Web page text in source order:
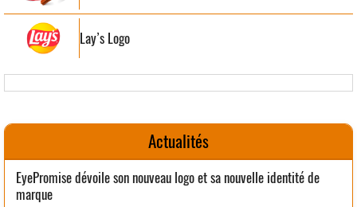
Lay’s Logo
Actualités
EyePromise dévoile son nouveau logo et sa nouvelle identité de
marque